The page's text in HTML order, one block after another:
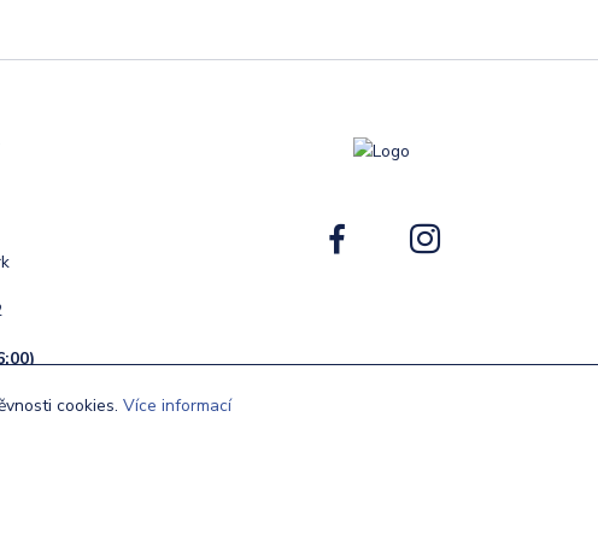
662cookies. Více informací